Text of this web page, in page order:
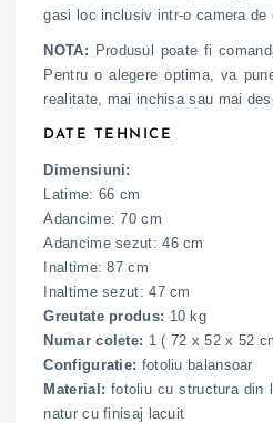
gasi loc inclusiv intr-o camera de
NOTA: Produsul poate fi
Pentru o alegere optima, va
realitate, mai inchisa sau mai
DATE TEHNICE
Dimensiuni:
Latime: 66 cm
Adancime: 70 cm
Adancime sezut: 46 cm
Inaltime: 87 cm
Inaltime sezut: 47 cm
Greutate produs: 10 kg
Numar colete: 1 ( 72 x 52 x 52
Configuratie: fotoliu balansoar
Material: fotoliu cu structura din
natur cu finisaj lacuit